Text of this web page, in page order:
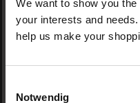
We want to show you
your interests and
help us make your
Notwendig
Neu